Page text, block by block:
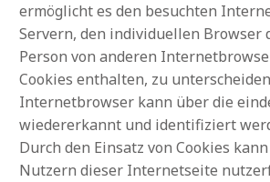
ermöglicht es den besuchten
Servern, den individuellen Browser
Person von anderen
Cookies enthalten, zu
Internetbrowser kann über die
wiedererkannt und identifiziert
Durch den Einsatz von Cookies kann
Nutzern dieser Internetseite